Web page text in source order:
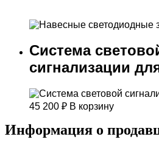
Система
сигнализации
45 200 ₽ В корзину
Информация о